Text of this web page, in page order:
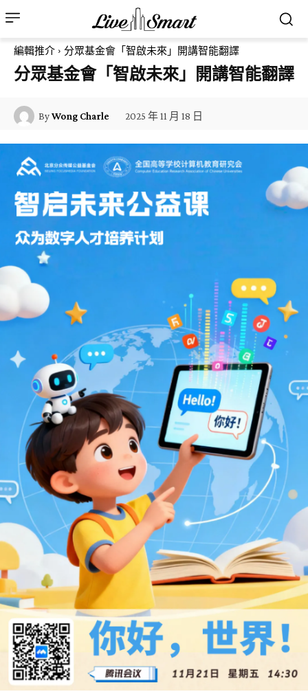
編輯推介 分眾基金會「智啟未來」開講智能翻譯
分眾基金會「智啟未來」開講智能翻譯
ByWong Charle 2025 年 11 月 18 日